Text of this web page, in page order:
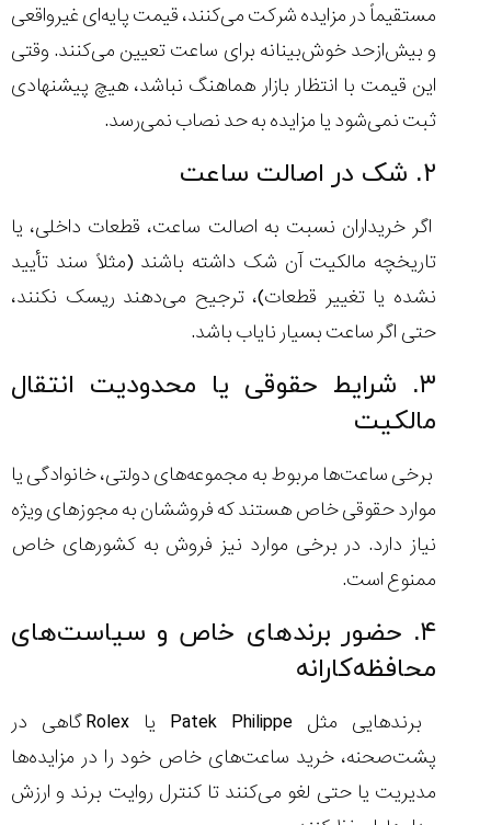
مستقیماً در مزایده شرکت می‌کنند، قیمت پایه‌ای غیرواقعی
و بیش‌از‌حد خوش‌بینانه برای ساعت تعیین می‌کنند. وقتی
این قیمت با انتظار بازار هماهنگ نباشد، هیچ پیشنهادی
ثبت نمی‌شود یا مزایده به حد نصاب نمی‌رسد.
۲. شک در اصالت ساعت
اگر خریداران نسبت به اصالت ساعت، قطعات داخلی، یا
تاریخچه مالکیت آن شک داشته باشند (مثلاً سند تأیید
نشده یا تغییر قطعات)، ترجیح می‌دهند ریسک نکنند،
حتی اگر ساعت بسیار نایاب باشد.
۳. شرایط حقوقی یا محدودیت انتقال
مالکیت
برخی ساعت‌ها مربوط به مجموعه‌های دولتی، خانوادگی یا
موارد حقوقی خاص هستند که فروششان به مجوزهای ویژه
نیاز دارد. در برخی موارد نیز فروش به کشورهای خاص
ممنوع است.
۴. حضور برندهای خاص و سیاست‌های
محافظه‌کارانه
برندهایی مثل Patek Philippe یا Rolex گاهی در
پشت‌صحنه، خرید ساعت‌های خاص خود را در مزایده‌ها
مدیریت یا حتی لغو می‌کنند تا کنترل روایت برند و ارزش